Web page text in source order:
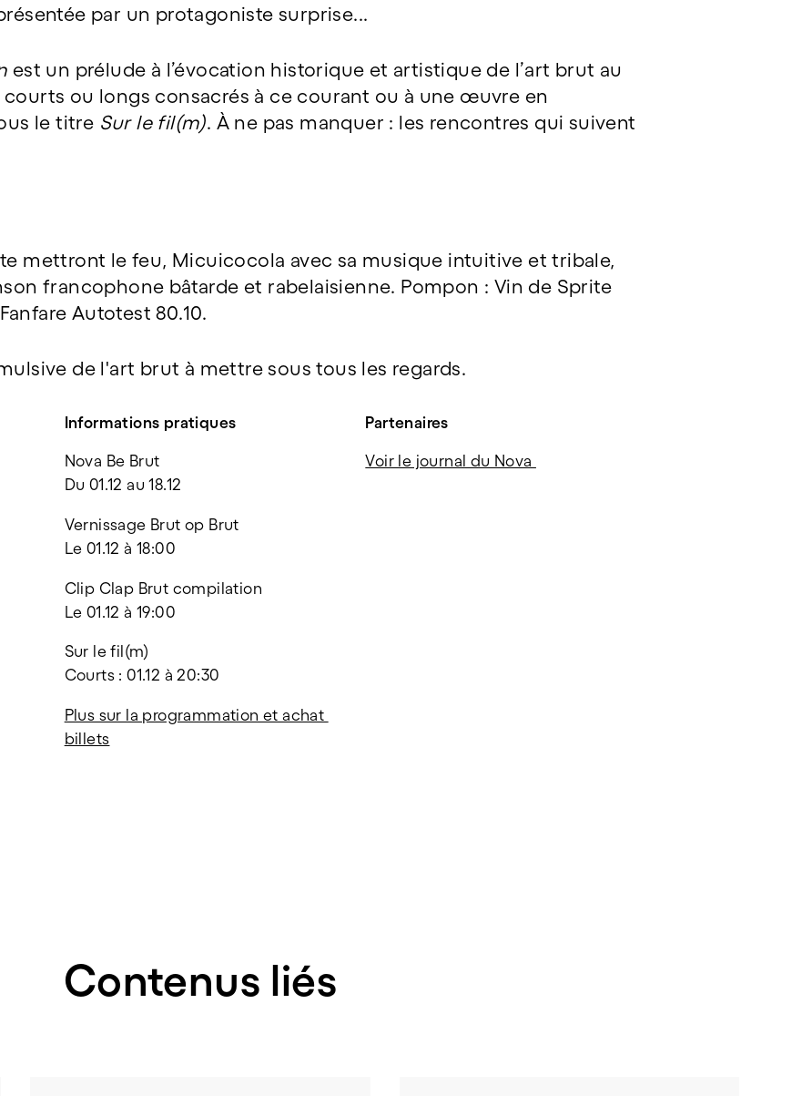
par un protagoniste surprise...
est un prélude à l’évocation historique et artistique de l’art brut au
ou longs consacrés à ce courant ou à une œuvre en
le titre Sur le fil(m). À ne pas manquer : les rencontres qui suivent
mettront le feu, Micuicocola avec sa musique intuitive et tribale,
francophone bâtarde et rabelaisienne. Pompon : Vin de Sprite
Autotest 80.10.
de l'art brut à mettre sous tous les regards.
Informations pratiques
Nova Be Brut
Du 01.12 au 18.12
Vernissage Brut op Brut
Le 01.12 à 18:00
Clip Clap Brut compilation
Le 01.12 à 19:00
Sur le fil(m)
Courts : 01.12 à 20:30
Plus sur la programmation et achat
billets
Partenaires
Voir le journal du Nova
Contenus liés